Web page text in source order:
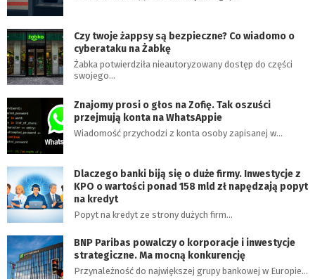
Czy twoje żappsy są bezpieczne? Co wiadomo o
cyberataku na Żabkę
Żabka potwierdziła nieautoryzowany dostęp do części
swojego…
Znajomy prosi o głos na Zofię. Tak oszuści
przejmują konta na WhatsAppie
Wiadomość przychodzi z konta osoby zapisanej w…
Dlaczego banki biją się o duże firmy. Inwestycje z
KPO o wartości ponad 158 mld zł napędzają popyt
na kredyt
Popyt na kredyt ze strony dużych firm…
BNP Paribas powalczy o korporacje i inwestycje
strategiczne. Ma mocną konkurencję
Przynależność do największej grupy bankowej w Europie…